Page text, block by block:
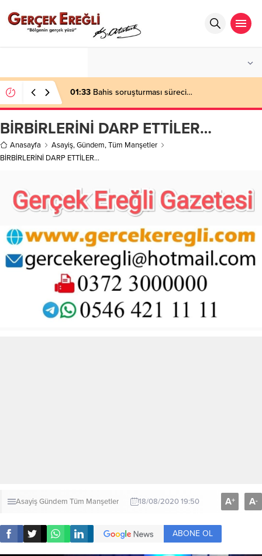
01:33 Bahis soruşturması süreci…
BİRBİRLERİNİ DARP ETTİLER…
Anasayfa Asayiş,Gündem,Tüm Manşetler
BİRBİRLERİNİ DARP ETTİLER…
AsayişGündem Tüm Manşetler 18/08/2020 19:50 A+ A-
ABONE OL